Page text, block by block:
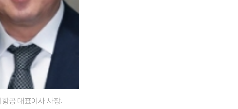
공 대표이사 사장.